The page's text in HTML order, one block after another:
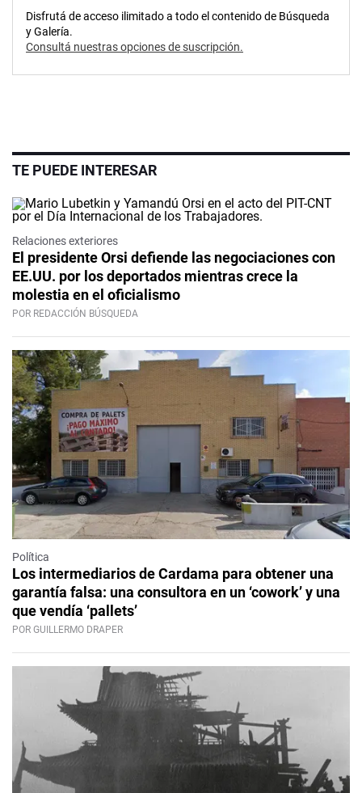
Disfrutá de acceso ilimitado a todo el contenido de Búsqueda
y Galería.
Consultá nuestras opciones de suscripción.
TE PUEDE INTERESAR
Relaciones exteriores
El presidente Orsi defiende las negociaciones con
EE.UU. por los deportados mientras crece la
molestia en el oficialismo
POR REDACCIÓN BÚSQUEDA
Política
Los intermediarios de Cardama para obtener una
garantía falsa: una consultora en un ‘cowork’ y una
que vendía ‘pallets’
POR GUILLERMO DRAPER